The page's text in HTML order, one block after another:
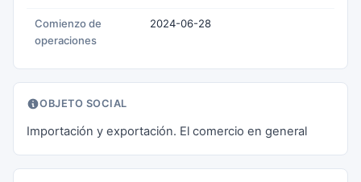
Comienzo de
operaciones
2024-06-28
OBJETO SOCIAL
Importación y exportación. El comercio en general